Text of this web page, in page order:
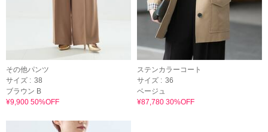
その他パンツ
サイズ : 38
ブラウン B
¥9,900 50%OFF
ステンカラーコート
サイズ : 36
ベージュ
¥87,780 30%OFF